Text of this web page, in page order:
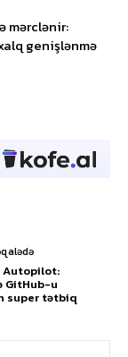
mərclənir:
genişlənmə
GitHub-u
super tətbiq